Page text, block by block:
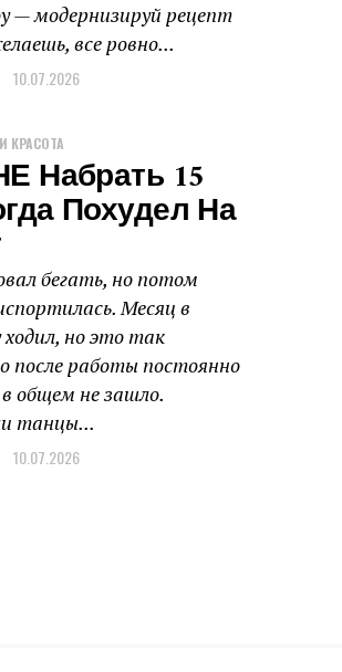
— модернизируй рецепт
все ровно...
10.07.2026
КРАСОТА
Набрать 15
Похудел На
бегать, но потом
Месяц в
ходил, но это так
после работы постоянно
общем не зашло.
танцы...
10.07.2026